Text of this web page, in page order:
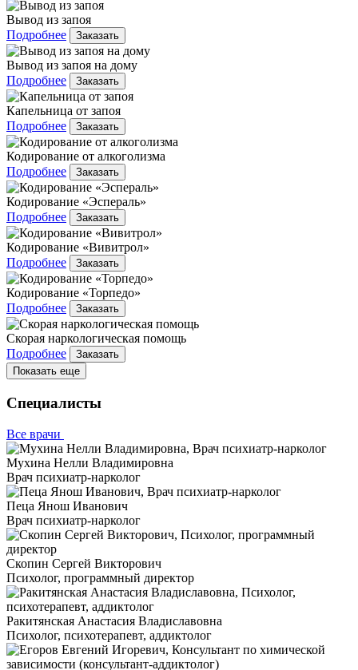
Вывод из запоя
Подробнее
Заказать
Вывод из запоя на дому
Подробнее
Заказать
Капельница от запоя
Подробнее
Заказать
Кодирование от алкоголизма
Подробнее
Заказать
Кодирование «Эспераль»
Подробнее
Заказать
Кодирование «Вивитрол»
Подробнее
Заказать
Кодирование «Торпедо»
Подробнее
Заказать
Скорая наркологическая помощь
Подробнее
Заказать
Показать еще
Специалисты
Все врачи
Мухина Нелли Владимировна
Врач психиатр-нарколог
Пеца Янош Иванович
Врач психиатр-нарколог
Скопин Сергей Викторович
Психолог, программный директор
Ракитянская Анастасия Владиславовна
Психолог, психотерапевт, аддиктолог